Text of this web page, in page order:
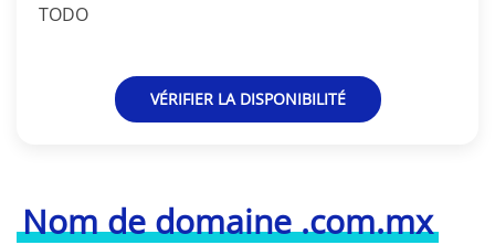
Nom de domaine .com.mx
TODO
VÉRIFIER LA DISPONIBILITÉ